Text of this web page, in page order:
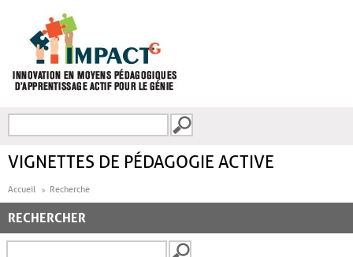
FORMULAIRE DE
VIGNETTES DE PÉDAGOGIE ACTIVE
Accueil Recherche
RECHERCHER